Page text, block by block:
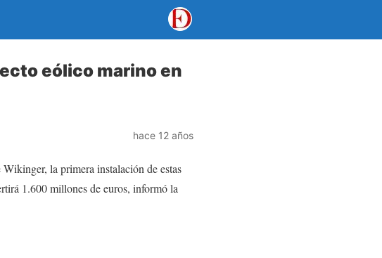
eólico marino en
hace 12 años
la primera instalación de estas
1.600 millones de euros, informó la